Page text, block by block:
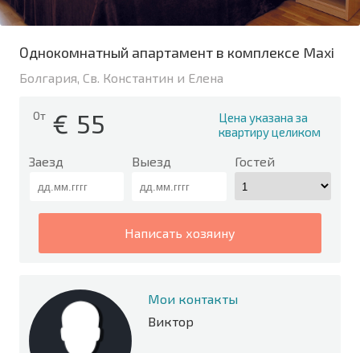
Однокомнатный апартамент в комплексе Maxi
Болгария, Св. Константин и Елена
От € 55
Цена указана за
квартиру целиком
Заезд Выезд Гостей
написать хозяину
Мои контакты
Виктор